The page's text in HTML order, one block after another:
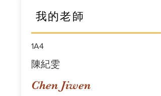
我的老師
1A4
陳紀雯
Chen Jiwen